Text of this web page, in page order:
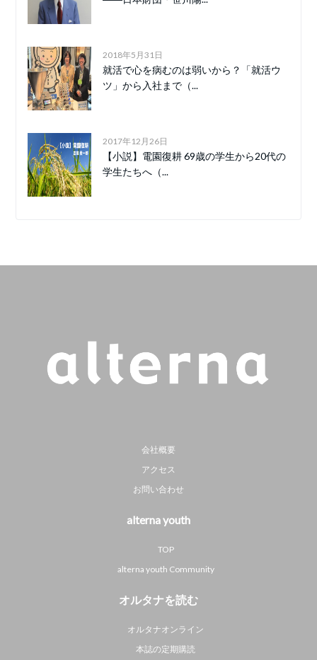
2018年5月31日
就活で心を病むのは弱いから？「就活ウ
ツ」から入社まで（...
2017年12月26日
【小説】電園復耕 69歳の学生から20代の
学生たちへ（...
会社概要
アクセス
お問い合わせ
alterna youth
TOP
alterna youth Community
オルタナを読む
オルタナオンライン
本誌の定期購読